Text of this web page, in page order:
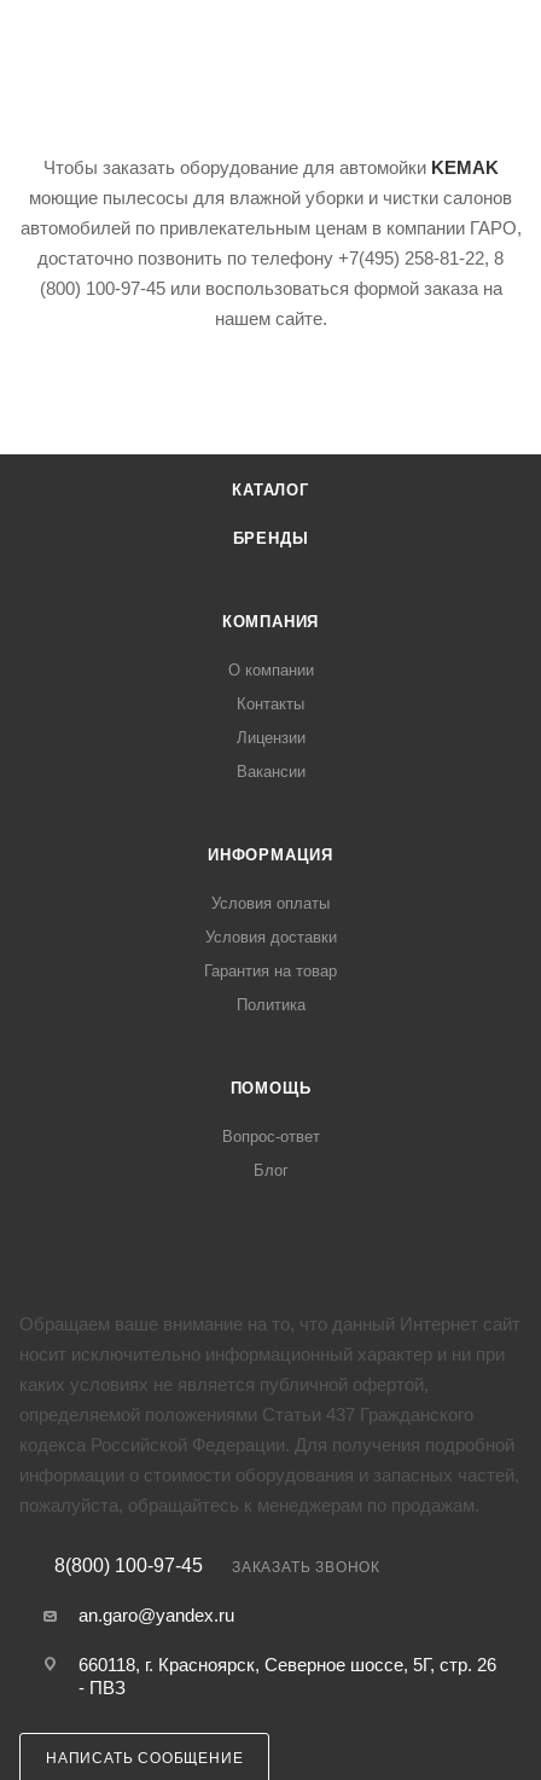
Чтобы заказать оборудование для автомойкиKEMAK
моющие пылесосы для влажной уборки и чистки салонов
автомобилей по привлекательным ценам в компании ГАРО,
достаточно позвонить по телефону +7(495) 258-81-22, 8
(800) 100-97-45 или воспользоваться формой заказа на
нашем сайте.
КАТАЛОГ
БРЕНДЫ
КОМПАНИЯ
О компании
Контакты
Лицензии
Вакансии
ИНФОРМАЦИЯ
Условия оплаты
Условия доставки
Гарантия на товар
Политика
ПОМОЩЬ
Вопрос-ответ
Блог
Обращаем ваше внимание на то, что данный Интернет сайт
носит исключительно информационный характер и ни при
каких условиях не является публичной офертой,
определяемой положениями Статьи 437 Гражданского
кодекса Российской Федерации. Для получения подробной
информации о стоимости оборудования и запасных частей,
пожалуйста, обращайтесь к менеджерам по продажам.
8(800) 100-97-45 ЗАКАЗАТЬ ЗВОНОК
an.garo@yandex.ru
660118, г. Красноярск, Северное шоссе, 5Г, стр. 26
- ПВЗ
НАПИСАТЬ СООБЩЕНИЕ